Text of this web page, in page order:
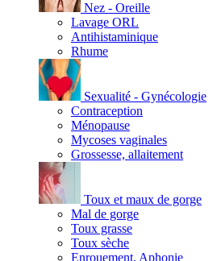
Nez - Oreille
Lavage ORL
Antihistaminique
Rhume
Sexualité - Gynécologie
Contraception
Ménopause
Mycoses vaginales
Grossesse, allaitement
Toux et maux de gorge
Mal de gorge
Toux grasse
Toux sèche
Enrouement, Aphonie